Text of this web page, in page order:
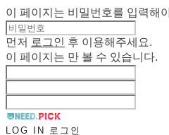
이 페이지는 비밀번호를 입력해
먼저 로그인
후 이용해주세요.
이 페이지는 만 볼 수 있습니다.
LOG IN 로그인